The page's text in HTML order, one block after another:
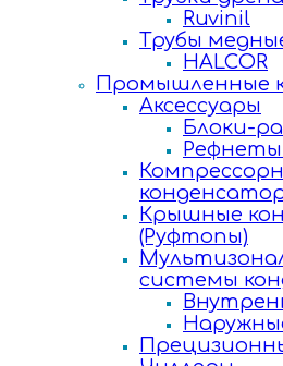
Ruvinil
Трубы
HALCOR
Промышленные
Аксессуары
Блоки-
Крышные
(Руфтопы)
системы